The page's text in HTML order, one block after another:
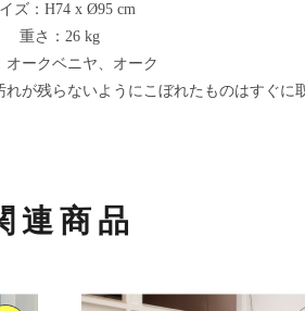
ズ：H74 x Ø95 cm
重さ：26 kg
オークベニヤ、オーク
が残らないようにこぼれたものはすぐに
連商品